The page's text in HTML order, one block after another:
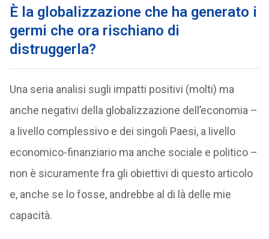
È la globalizzazione che ha generato i
germi che ora rischiano di
distruggerla?
Una seria analisi sugli impatti positivi (molti) ma
anche negativi della globalizzazione dell’economia –
a livello complessivo e dei singoli Paesi, a livello
economico-finanziario ma anche sociale e politico –
non è sicuramente fra gli obiettivi di questo articolo
e, anche se lo fosse, andrebbe al di là delle mie
capacità.